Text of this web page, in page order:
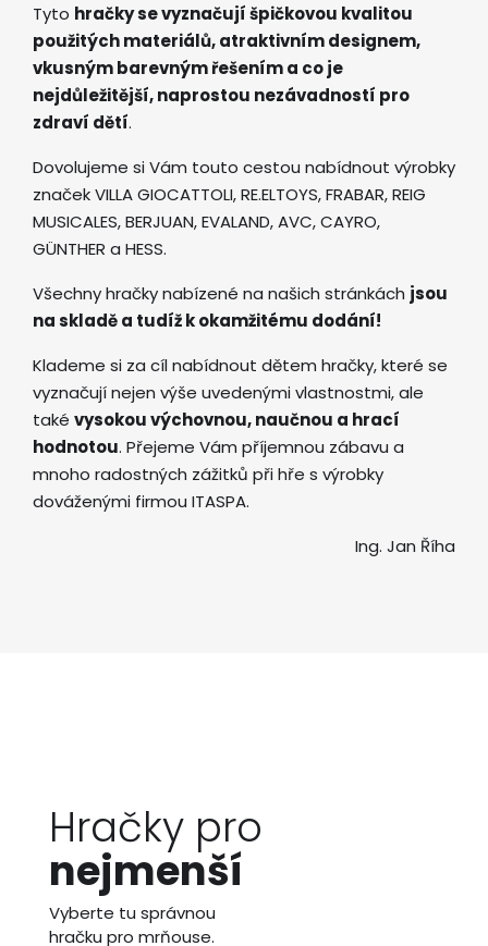
Tyto hračky se vyznačují špičkovou kvalitou
použitých materiálů, atraktivním designem,
vkusným barevným řešením a co je
nejdůležitější, naprostou nezávadností pro
zdraví dětí.
Dovolujeme si Vám touto cestou nabídnout výrobky
značek VILLA GIOCATTOLI, RE.ELTOYS, FRABAR, REIG
MUSICALES, BERJUAN, EVALAND, AVC, CAYRO,
GÜNTHER a HESS.
Všechny hračky nabízené na našich stránkách jsou
na skladě a tudíž k okamžitému dodání!
Klademe si za cíl nabídnout dětem hračky, které se
vyznačují nejen výše uvedenými vlastnostmi, ale
také vysokou výchovnou, naučnou a hrací
hodnotou. Přejeme Vám příjemnou zábavu a
mnoho radostných zážitků při hře s výrobky
dováženými firmou ITASPA.
Ing. Jan Říha
Hračky pro
nejmenší
Vyberte tu správnou
hračku pro mrňouse.